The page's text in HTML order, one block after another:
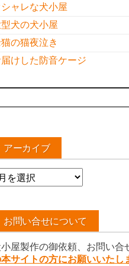
ャレな犬小屋
犬の犬小屋
の猫夜泣き
けした防音ケージ
アーカイブ
お問い合せについて
屋製作の御依頼、お問い合
サイトの方にお願いいたし